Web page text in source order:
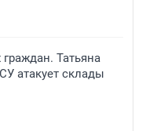
Татьяна
атакует склады